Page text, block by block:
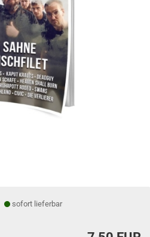
sofort lieferbar